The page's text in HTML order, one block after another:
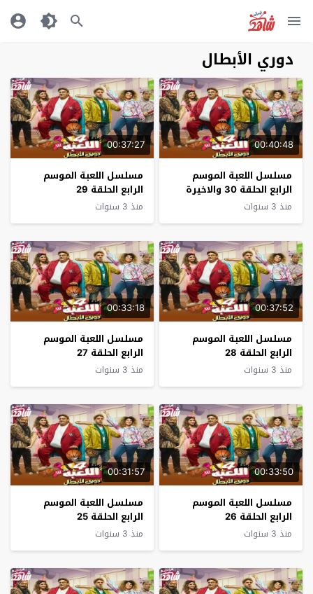
دوري الأبطال
00:40:48
مسلسل اللعبة الموسم
الرابع الحلقة 30 والاخيرة
منذ 3 سنوات
00:37:27
مسلسل اللعبة الموسم
الرابع الحلقة 29
منذ 3 سنوات
00:37:52
مسلسل اللعبة الموسم
الرابع الحلقة 28
منذ 3 سنوات
00:33:18
مسلسل اللعبة الموسم
الرابع الحلقة 27
منذ 3 سنوات
00:33:50
مسلسل اللعبة الموسم
الرابع الحلقة 26
منذ 3 سنوات
00:31:57
مسلسل اللعبة الموسم
الرابع الحلقة 25
منذ 3 سنوات